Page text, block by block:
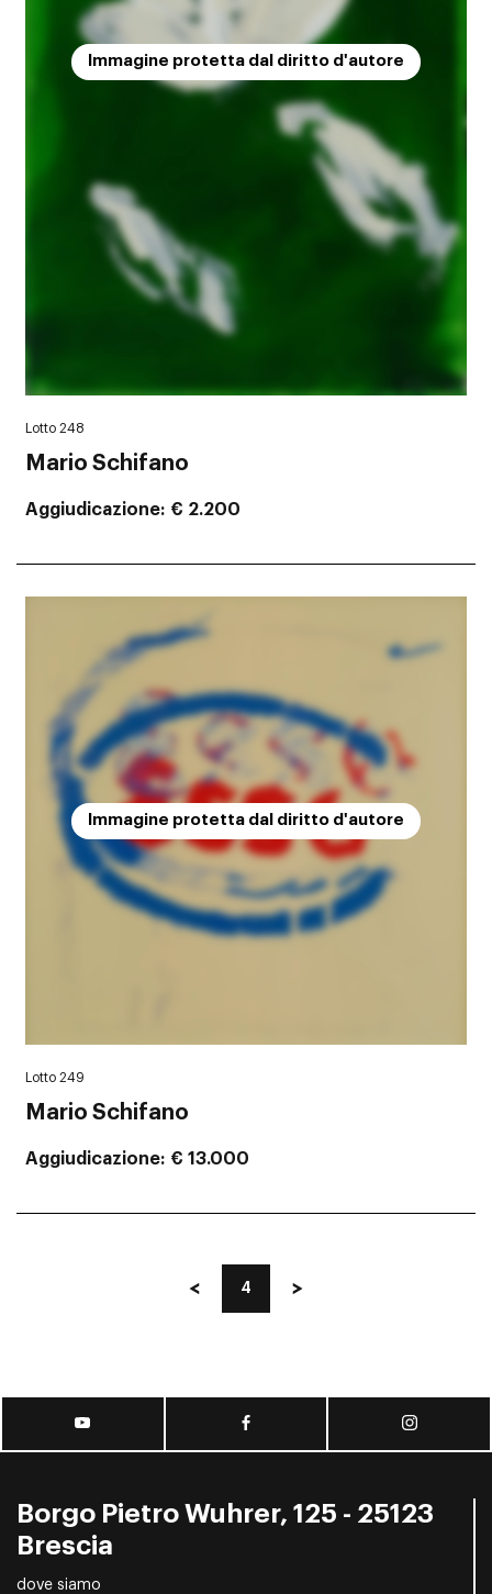
Immagine protetta dal diritto d'autore
Lotto 248
Mario Schifano
Aggiudicazione € 2.200
Immagine protetta dal diritto d'autore
Lotto 249
Mario Schifano
Aggiudicazione € 13.000
4
Borgo Pietro Wuhrer, 125 - 25123
Brescia
dove siamo